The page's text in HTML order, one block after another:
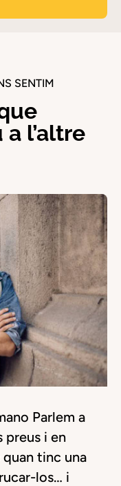
SENTIM
l’altre
Parlem a
preus i en
quan tinc una
los… i